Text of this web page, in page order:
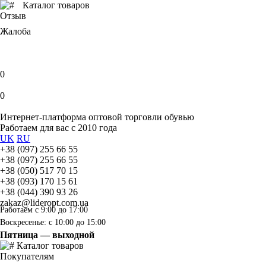
Каталог товаров
Отзыв
Жалоба
0
0
Интернет-платформа оптовой торговли обувью
Работаем для вас с 2010 года
UK RU
+38 (097) 255 66 55
+38 (097) 255 66 55
+38 (050) 517 70 15
+38 (093) 170 15 61
+38 (044) 390 93 26
zakaz@lideropt.com.ua
Работаем с 9:00 до 17:00
Воскресенье: с 10:00 до 15:00
Пятница — выходной
Каталог товаров
Покупателям